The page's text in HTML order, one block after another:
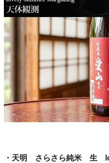
・天明 さらさら純米 生